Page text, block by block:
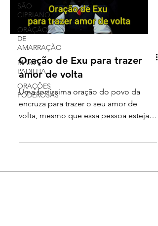
SÃO
CIPRIANO
ORAÇÃO
DE
AMARRAÇÃO
MARIA
PADILHA
ORAÇÕES
PODEROSAS
Oração de Exu para trazer
amor de volta
Uma fortíssima oração do povo da
encruza para trazer o seu amor de
volta, mesmo que essa pessoa esteja